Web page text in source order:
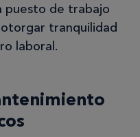
puesto de trabajo
tranquilidad
laboral.